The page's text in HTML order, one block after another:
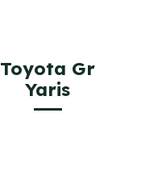
Toyota Gr
Yaris